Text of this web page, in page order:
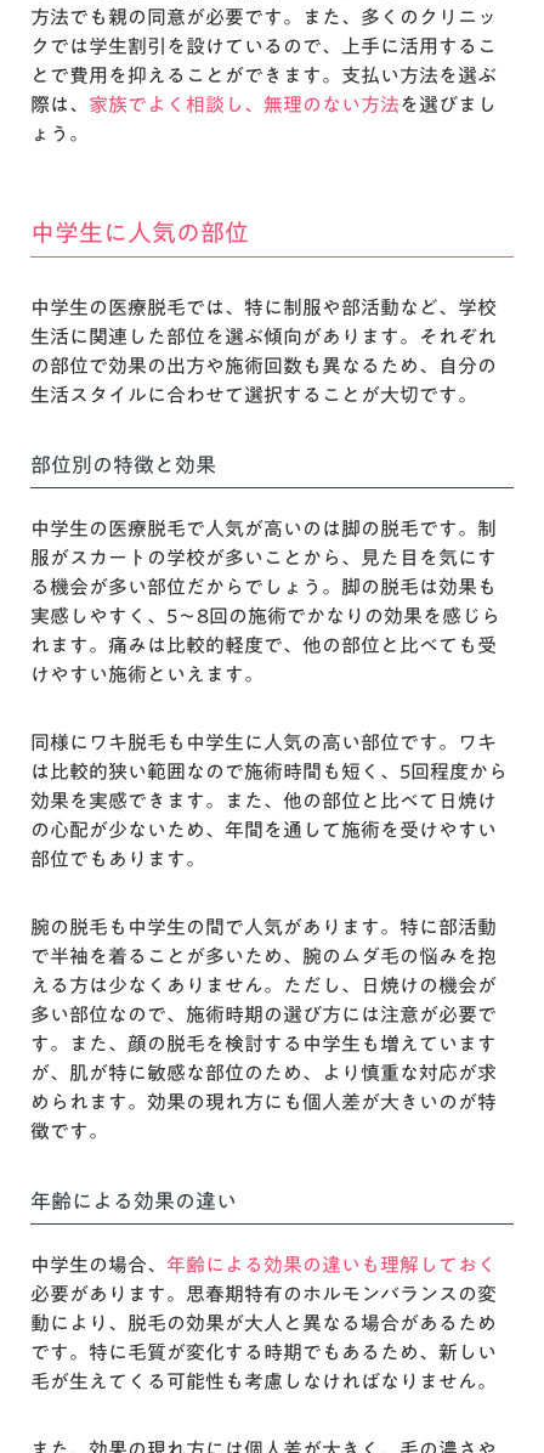
方法でも親の同意が必要です。また、多くのクリニッ
クでは学生割引を設けているので、上手に活用するこ
とで費用を抑えることができます。支払い方法を選ぶ
際は、 家族でよく相談し、無理のない方法を選びまし
ょう。
中学生に人気の部位
中学生の医療脱毛では、特に制服や部活動など、学校
生活に関連した部位を選ぶ傾向があります。それぞれ
の部位で効果の出方や施術回数も異なるため、自分の
生活スタイルに合わせて選択することが大切です。
部位別の特徴と効果
中学生の医療脱毛で人気が高いのは脚の脱毛です。制
服がスカートの学校が多いことから、見た目を気にす
る機会が多い部位だからでしょう。脚の脱毛は効果も
実感しやすく、5〜8回の施術でかなりの効果を感じら
れます。痛みは比較的軽度で、他の部位と比べても受
けやすい施術といえます。
同様にワキ脱毛も中学生に人気の高い部位です。ワキ
は比較的狭い範囲なので施術時間も短く、5回程度から
効果を実感できます。また、他の部位と比べて日焼け
の心配が少ないため、年間を通して施術を受けやすい
部位でもあります。
腕の脱毛も中学生の間で人気があります。特に部活動
で半袖を着ることが多いため、腕のムダ毛の悩みを抱
える方は少なくありません。ただし、日焼けの機会が
多い部位なので、施術時期の選び方には注意が必要で
す。また、顔の脱毛を検討する中学生も増えています
が、肌が特に敏感な部位のため、より慎重な対応が求
められます。効果の現れ方にも個人差が大きいのが特
徴です。
年齢による効果の違い
中学生の場合、 年齢による効果の違いも理解しておく
必要があります。思春期特有のホルモンバランスの変
動により、脱毛の効果が大人と異なる場合があるため
です。特に毛質が変化する時期でもあるため、新しい
毛が生えてくる可能性も考慮しなければなりません。